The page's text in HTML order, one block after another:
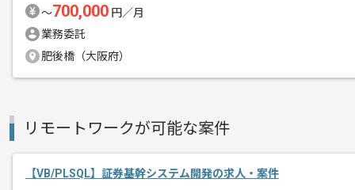
〜700,000 円／月
業務委託
肥後橋（大阪府）
リモートワークが可能な案件
【VB/PLSQL】証券基幹システム開発の求人・案件